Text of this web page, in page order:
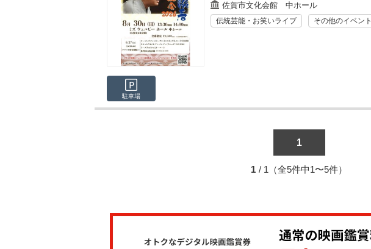
佐賀市文化会館 中ホール
伝統芸能・お笑いライブ その他のイベント
駐車場
1
1 / 1（全5件中1〜5件）